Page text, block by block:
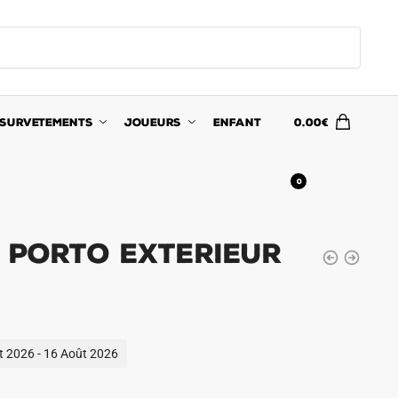
JOUEURS ENFANT 0.00€
0
Porto Exterieur
2026 - 16 Août 2026